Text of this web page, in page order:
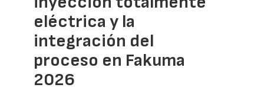
eléctrica y la
integración del
proceso en Fakuma
2026